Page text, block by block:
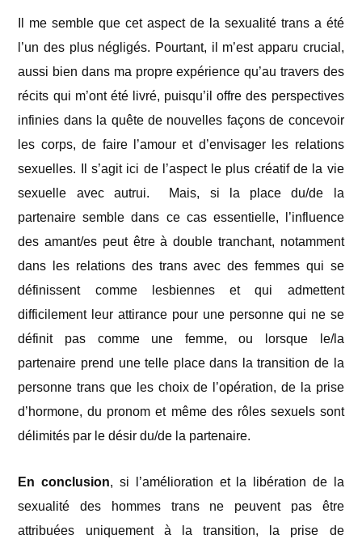
Il me semble que cet aspect de la sexualité trans a été
l’un des plus négligés. Pourtant, il m’est apparu crucial,
aussi bien dans ma propre expérience qu’au travers des
récits qui m’ont été livré, puisqu’il offre des perspectives
infinies dans la quête de nouvelles façons de concevoir
les corps, de faire l’amour et d’envisager les relations
sexuelles. Il s’agit ici de l’aspect le plus créatif de la vie
sexuelle avec autrui. Mais, si la place du/de la
partenaire semble dans ce cas essentielle, l’influence
des amant/es peut être à double tranchant, notamment
dans les relations des trans avec des femmes qui se
définissent comme lesbiennes et qui admettent
difficilement leur attirance pour une personne qui ne se
définit pas comme une femme, ou lorsque le/la
partenaire prend une telle place dans la transition de la
personne trans que les choix de l’opération, de la prise
d’hormone, du pronom et même des rôles sexuels sont
délimités par le désir du/de la partenaire.
En conclusion, si l’amélioration et la libération de la
sexualité des hommes trans ne peuvent pas être
attribuées uniquement à la transition, la prise de